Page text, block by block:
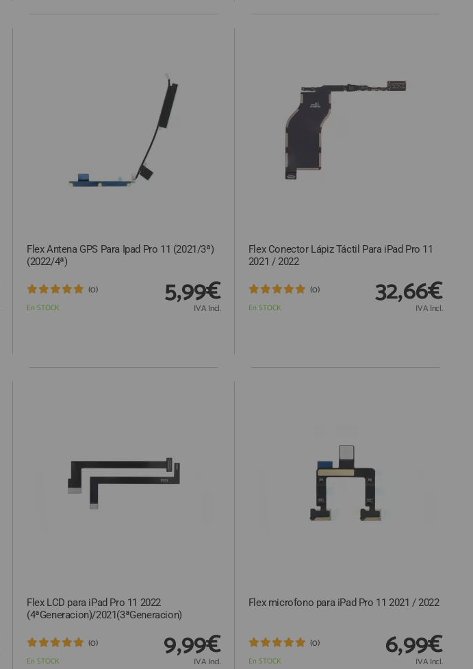
Flex Antena GPS Para Ipad Pro 11 (2021/3ª)
(2022/4ª)
En STOCK
(0) 5,99€
IVA Incl.
Flex Conector Lápiz Táctil Para iPad Pro 11
2021 / 2022
En STOCK
(0) 32,66€
IVA Incl.
Flex LCD para iPad Pro 11 2022
(4ªGeneracion)/2021(3ªGeneracion)
En STOCK
(0) 9,99€
IVA Incl.
Flex microfono para iPad Pro 11 2021 / 2022
En STOCK
(0) 6,99€
IVA Incl.